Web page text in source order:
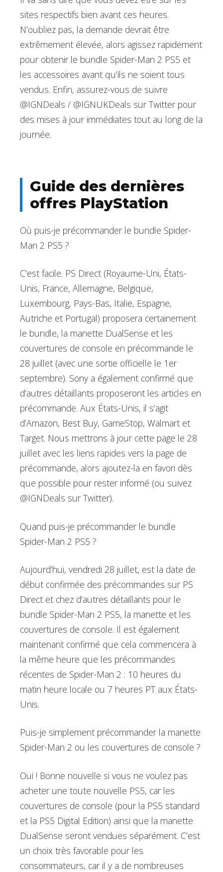
sites respectifs bien avant ces heures.
N’oubliez pas, la demande devrait être
extrêmement élevée, alors agissez rapidement
pour obtenir le bundle Spider-Man 2 PS5 et
les accessoires avant qu’ils ne soient tous
vendus. Enfin, assurez-vous de suivre
@IGNDeals / @IGNUKDeals sur Twitter pour
des mises à jour immédiates tout au long de la
journée.
Guide des dernières
offres PlayStation
Où puis-je précommander le bundle Spider-
Man 2 PS5 ?
C’est facile. PS Direct (Royaume-Uni, États-
Unis, France, Allemagne, Belgique,
Luxembourg, Pays-Bas, Italie, Espagne,
Autriche et Portugal) proposera certainement
le bundle, la manette DualSense et les
couvertures de console en précommande le
28 juillet (avec une sortie officielle le 1er
septembre). Sony a également confirmé que
d’autres détaillants proposeront les articles en
précommande. Aux États-Unis, il s’agit
d’Amazon, Best Buy, GameStop, Walmart et
Target. Nous mettrons à jour cette page le 28
juillet avec les liens rapides vers la page de
précommande, alors ajoutez-la en favori dès
que possible pour rester informé (ou suivez
@IGNDeals sur Twitter).
Quand puis-je précommander le bundle
Spider-Man 2 PS5 ?
Aujourd’hui, vendredi 28 juillet, est la date de
début confirmée des précommandes sur PS
Direct et chez d’autres détaillants pour le
bundle Spider-Man 2 PS5, la manette et les
couvertures de console. Il est également
maintenant confirmé que cela commencera à
la même heure que les précommandes
récentes de Spider-Man 2 : 10 heures du
matin heure locale ou 7 heures PT aux États-
Unis.
Puis-je simplement précommander la manette
Spider-Man 2 ou les couvertures de console ?
Oui ! Bonne nouvelle si vous ne voulez pas
acheter une toute nouvelle PS5, car les
couvertures de console (pour la PS5 standard
et la PS5 Digital Edition) ainsi que la manette
DualSense seront vendues séparément. C’est
un choix très favorable pour les
consommateurs, car il y a de nombreuses